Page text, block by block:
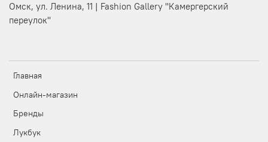
Главная
Онлайн-магазин
Бренды
Лукбук
Омск, ул. Ленина, 11 | Fashion Gallery "Камергерский
переулок"